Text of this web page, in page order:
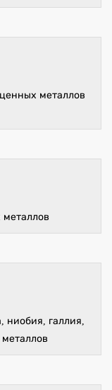
металлов
металлов
ниобия, галлия,